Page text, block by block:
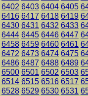
6402 6403 6404 6405
6416 6417 6418 6419
6430 6431 6432 6433
6444 6445 6446 6447
6458 6459 6460 6461
6472 6473 6474 6475
6486 6487 6488 6489
6500 6501 6502 6503
6514 6515 6516 6517
6528 6529 6530 6531